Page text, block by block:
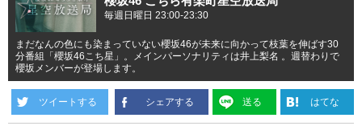
毎週日曜日 23:00-23:30
まだなんの色にも染まっていない櫻坂46が未来に向かって枝葉を伸ばす30
分番組「櫻坂46こち星」。メインパーソナリティは井上梨名 。週替わりで
櫻坂メンバーが登場します。
ツイートする シェアする 送る はてな